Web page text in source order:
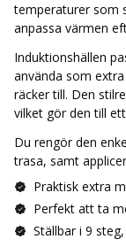
temperaturer som
anpassa värmen
Induktionshällen
använda som
räcker till. Den
vilket gör den till
Du rengör den
trasa, samt
Praktisk extra
Perfekt att ta
Ställbar i 9